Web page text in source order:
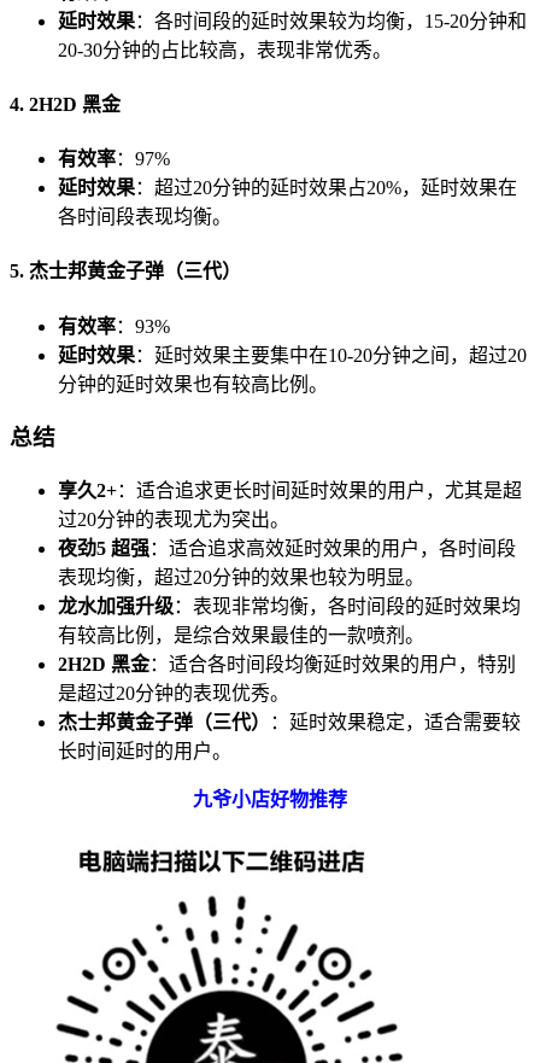
延时效果：各时间段的延时效果较为均衡，15-20分钟和
20-30分钟的占比较高，表现非常优秀。
4. 2H2D 黑金
有效率：97%
延时效果：超过20分钟的延时效果占20%，延时效果在
各时间段表现均衡。
5. 杰士邦黄金子弹（三代）
有效率：93%
延时效果：延时效果主要集中在10-20分钟之间，超过20
分钟的延时效果也有较高比例。
总结
享久2+：适合追求更长时间延时效果的用户，尤其是超
过20分钟的表现尤为突出。
夜劲5 超强：适合追求高效延时效果的用户，各时间段
表现均衡，超过20分钟的效果也较为明显。
龙水加强升级：表现非常均衡，各时间段的延时效果均
有较高比例，是综合效果最佳的一款喷剂。
2H2D 黑金：适合各时间段均衡延时效果的用户，特别
是超过20分钟的表现优秀。
杰士邦黄金子弹（三代）
：延时效果稳定，适合需要较
长时间延时的用户。
九爷小店好物推荐